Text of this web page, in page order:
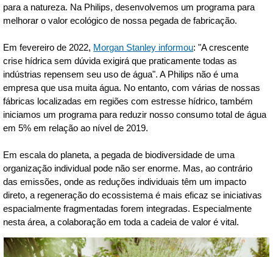
para a natureza. Na Philips, desenvolvemos um programa para
melhorar o valor ecológico de nossa pegada de fabricação.
Em fevereiro de 2022, Morgan Stanley informou: "A crescente
crise hídrica sem dúvida exigirá que praticamente todas as
indústrias repensem seu uso de água". A Philips não é uma
empresa que usa muita água. No entanto, com várias de nossas
fábricas localizadas em regiões com estresse hídrico, também
iniciamos um programa para reduzir nosso consumo total de água
em 5% em relação ao nível de 2019.
Em escala do planeta, a pegada de biodiversidade de uma
organização individual pode não ser enorme. Mas, ao contrário
das emissões, onde as reduções individuais têm um impacto
direto, a regeneração do ecossistema é mais eficaz se iniciativas
espacialmente fragmentadas forem integradas. Especialmente
nesta área, a colaboração em toda a cadeia de valor é vital.